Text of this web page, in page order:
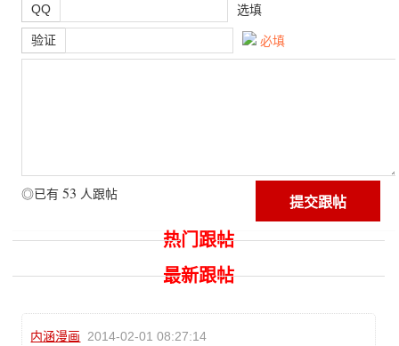
QQ 选填
验证 必填
◎已有 53 人跟帖
热门跟帖
最新跟帖
内涵漫画 2014-02-01 08:27:14